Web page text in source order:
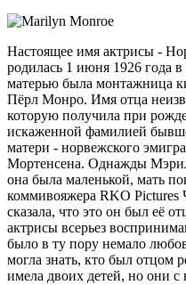
Настоящее имя актрисы -
родилась 1 июня 1926
матерью была монтажница
Пёрл Монро. Имя отца
которую получила при
искаженной фамилией
матери - норвежского
Мортенсена. Однажды
она была маленькой, мать
коммивояжера RKO Pictures
сказала, что это он был её
актрисы всерьез
было в ту пору немало
могла знать, кто был отцом
имела двоих детей, но они